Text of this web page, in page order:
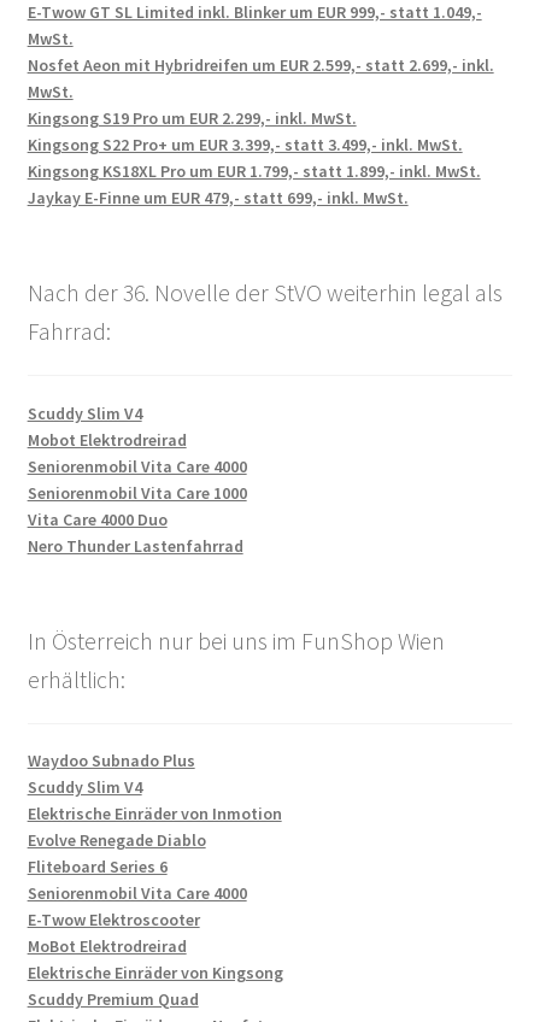
E-Twow GT SL Limited inkl. Blinker um EUR 999,- statt 1.049,-
MwSt.
Nosfet Aeon mit Hybridreifen um EUR 2.599,- statt 2.699,- inkl.
MwSt.
Kingsong S19 Pro um EUR 2.299,- inkl. MwSt.
Kingsong S22 Pro+ um EUR 3.399,- statt 3.499,- inkl. MwSt.
Kingsong KS18XL Pro um EUR 1.799,- statt 1.899,- inkl. MwSt.
Jaykay E-Finne um EUR 479,- statt 699,- inkl. MwSt.
Nach der 36. Novelle der StVO weiterhin legal als
Fahrrad:
Scuddy Slim V4
Mobot Elektrodreirad
Seniorenmobil Vita Care 4000
Seniorenmobil Vita Care 1000
Vita Care 4000 Duo
Nero Thunder Lastenfahrrad
In Österreich nur bei uns im FunShop Wien
erhältlich:
Waydoo Subnado Plus
Scuddy Slim V4
Elektrische Einräder von Inmotion
Evolve Renegade Diablo
Fliteboard Series 6
Seniorenmobil Vita Care 4000
E-Twow Elektroscooter
MoBot Elektrodreirad
Elektrische Einräder von Kingsong
Scuddy Premium Quad